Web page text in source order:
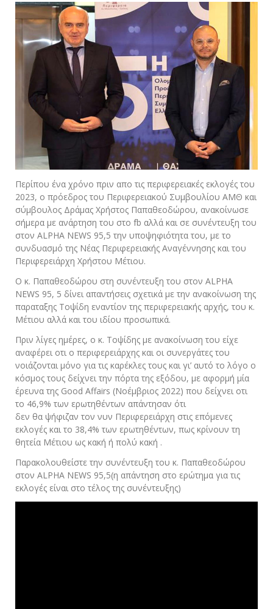
Περίπου ένα χρόνο πριν απο τις περιφερειακές εκλογές του
2023, ο πρόεδρος του Περιφερειακού Συμβουλίου ΑΜΘ και
σύμβουλος Δράμας Χρήστος Παπαθεοδώρου, ανακοίνωσε
σήμερα με ανάρτηση του στο fb αλλά και σε συνέντευξη του
στον ALPHA NEWS 95,5 την υποψηφιότητα του, με το
συνδυασμό της Νέας Περιφερειακής Αναγέννησης και του
Περιφερειάρχη Χρήστου Μέτιου.
Ο κ. Παπαθεοδώρου στη συνέντευξη του στον ALPHA
NEWS 95, 5 δίνει απαντήσεις σχετικά με την ανακοίνωση της
παραταξης Τοψίδη εναντίον της περιφερειακής αρχής, του κ.
Μέτιου αλλά και του ιδίου προσωπικά.
Πριν λίγες ημέρες, ο κ. Τοψίδης με ανακοίνωση του είχε
αναφέρει οτι ο περιφερειάρχης και οι συνεργάτες του
νοιάζονται μόνο για τις καρέκλες τους και γι’ αυτό το λόγο ο
κόσμος τους δείχνει την πόρτα της εξόδου, με αφορμή μία
έρευνα της Good Affairs (Νοέμβριος 2022) που δείχνει οτι
το 46,9% των ερωτηθέντων απάντησαν ότι
δεν θα ψήφιζαν τον νυν Περιφερειάρχη στις επόμενες
εκλογές και το 38,4% των ερωτηθέντων, πως κρίνουν τη
θητεία Μέτιου ως κακή ή πολύ κακή .
Παρακολουθείστε την συνέντευξη του κ. Παπαθεοδώρου
στον ALPHA NEWS 95,5(η απάντηση στο ερώτημα για τις
εκλογές είναι στο τέλος της συνέντευξης)